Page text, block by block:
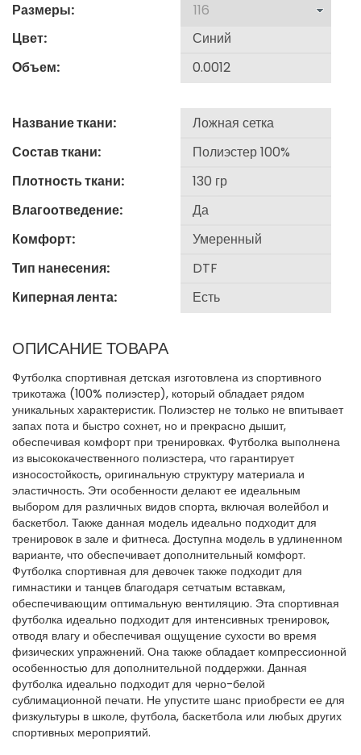
Размеры:
Цвет:
Объем:
Название ткани:
Состав ткани:
Плотность ткани:
Влагоотведение:
Комфорт:
Тип нанесения:
Киперная лента:
ОПИСАНИЕ ТОВАРА
Футболка спортивная детская изготовлена из спортивного
трикотажа (100% полиэстер), который обладает рядом
уникальных характеристик. Полиэстер не только не впитывает
запах пота и быстро сохнет, но и прекрасно дышит,
обеспечивая комфорт при тренировках. Футболка выполнена
из высококачественного полиэстера, что гарантирует
износостойкость, оригинальную структуру материала и
эластичность. Эти особенности делают ее идеальным
выбором для различных видов спорта, включая волейбол и
баскетбол. Также данная модель идеально подходит для
тренировок в зале и фитнеса. Доступна модель в удлиненном
варианте, что обеспечивает дополнительный комфорт.
Футболка спортивная для девочек также подходит для
гимнастики и танцев благодаря сетчатым вставкам,
обеспечивающим оптимальную вентиляцию. Эта спортивная
футболка идеально подходит для интенсивных тренировок,
отводя влагу и обеспечивая ощущение сухости во время
физических упражнений. Она также обладает компрессионной
особенностью для дополнительной поддержки. Данная
футболка идеально подходит для черно-белой
сублимационной печати. Не упустите шанс приобрести ее для
физкультуры в школе, футбола, баскетбола или любых других
спортивных мероприятий.